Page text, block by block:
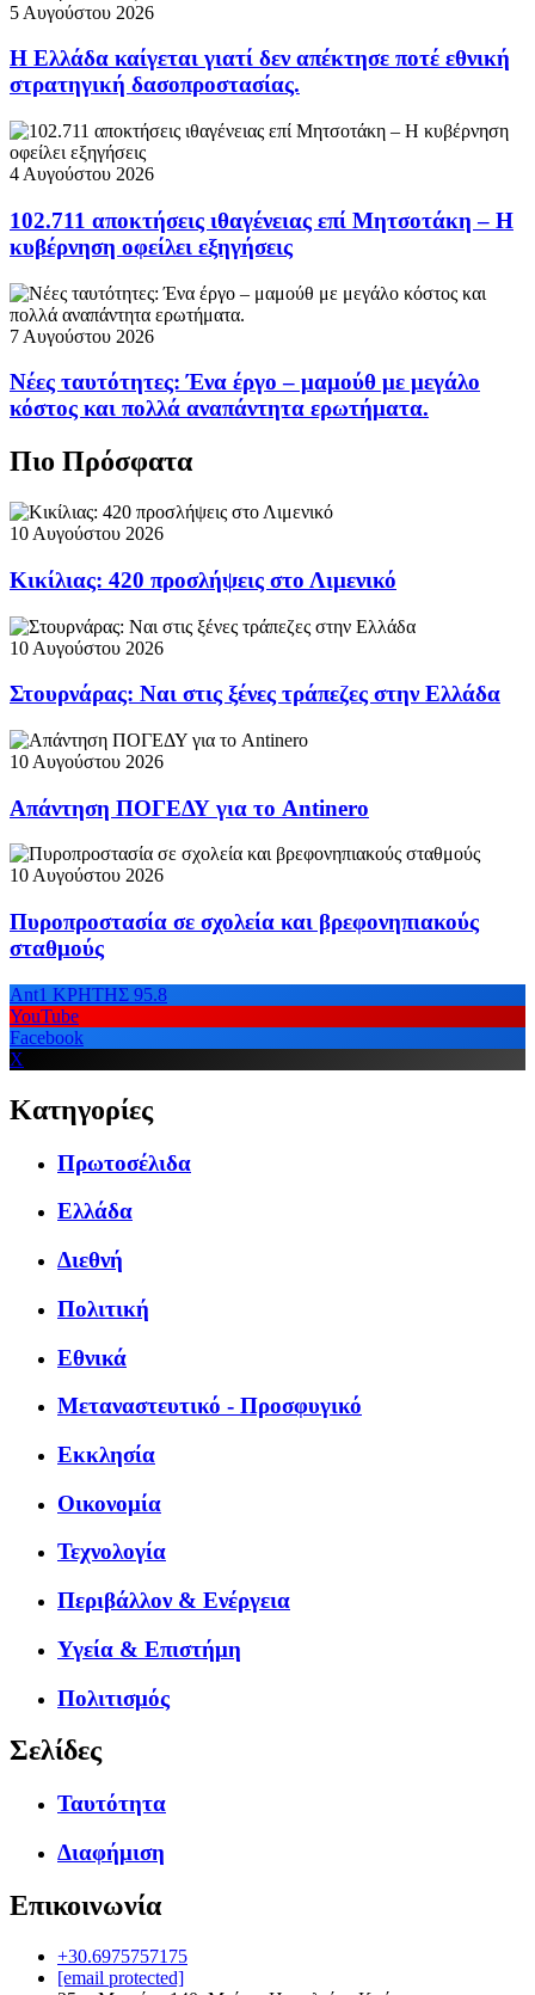
5 Αυγούστου 2026
Η Ελλάδα καίγεται γιατί δεν απέκτησε ποτέ εθνική
στρατηγική δασοπροστασίας.
4 Αυγούστου 2026
102.711 αποκτήσεις ιθαγένειας επί Μητσοτάκη – Η
κυβέρνηση οφείλει εξηγήσεις
7 Αυγούστου 2026
Νέες ταυτότητες: Ένα έργο – μαμούθ με μεγάλο
κόστος και πολλά αναπάντητα ερωτήματα.
Πιο Πρόσφατα
10 Αυγούστου 2026
Κικίλιας: 420 προσλήψεις στο Λιμενικό
10 Αυγούστου 2026
Στουρνάρας: Ναι στις ξένες τράπεζες στην Ελλάδα
10 Αυγούστου 2026
Απάντηση ΠΟΓΕΔΥ για το Antinero
10 Αυγούστου 2026
Πυροπροστασία σε σχολεία και βρεφονηπιακούς
σταθμούς
Ant1 ΚΡΗΤΗΣ 95.8
YouTube
Facebook
X
Κατηγορίες
Πρωτοσέλιδα
Ελλάδα
Διεθνή
Πολιτική
Εθνικά
Μεταναστευτικό - Προσφυγικό
Εκκλησία
Οικονομία
Τεχνολογία
Περιβάλλον & Ενέργεια
Υγεία & Επιστήμη
Πολιτισμός
Σελίδες
Ταυτότητα
Διαφήμιση
Επικοινωνία
+30.6975757175
[email protected]